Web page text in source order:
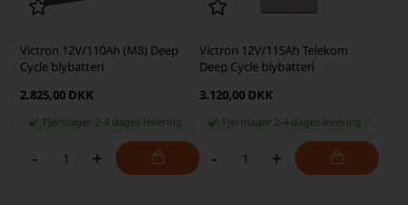
Victron 12V/110Ah (M8) Deep
Cycle blybatteri
2.825,00 DKK
Fjernlager 2-4 dages levering
- +
Victron 12V/115Ah Telekom
Deep Cycle blybatteri
3.120,00 DKK
Fjernlager 2-4 dages levering
- +